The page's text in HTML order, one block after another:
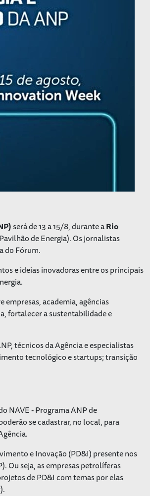
será de 13 a 15/8, durante aRio
de Energia). Os jornalistas
do Fórum.
e ideias inovadoras entre os principais
academia, agências
fortalecer a sustentabilidade e
técnicos da Agência e especialistas
tecnológico e startups; transição
NAVE - Programa ANP de
se cadastrar, no local, para
e Inovação (PD&I) presente nos
Ou seja, as empresas petrolíferas
de PD&I com temas por elas